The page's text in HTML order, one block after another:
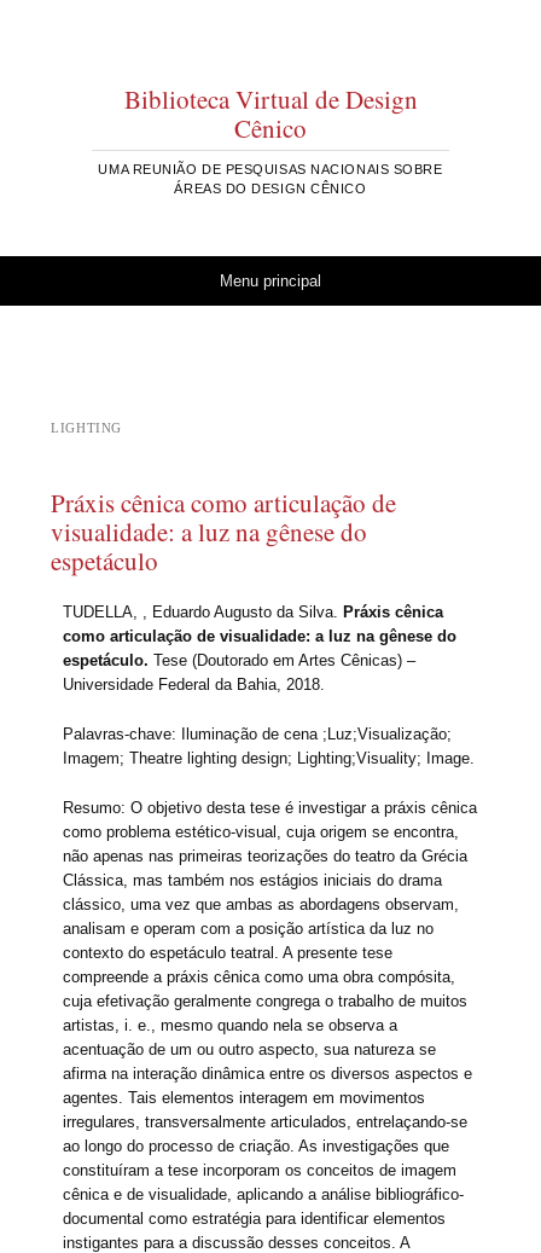
Biblioteca Virtual de Design
Cênico
UMA REUNIÃO DE PESQUISAS NACIONAIS SOBRE
ÁREAS DO DESIGN CÊNICO
Menu principal
LIGHTING
Práxis cênica como articulação de
visualidade: a luz na gênese do
espetáculo
TUDELLA, , Eduardo Augusto da Silva.
Práxis cênica
como articulação de visualidade: a luz na gênese do
espetáculo.Tese (Doutorado em Artes Cênicas) –
Universidade Federal da Bahia, 2018.
Palavras-chave: Iluminação de cena ;Luz;Visualização;
Imagem; Theatre lighting design; Lighting;Visuality; Image.
Resumo: O objetivo desta tese é investigar a práxis cênica
como problema estético-visual, cuja origem se encontra,
não apenas nas primeiras teorizações do teatro da Grécia
Clássica, mas também nos estágios iniciais do drama
clássico, uma vez que ambas as abordagens observam,
analisam e operam com a posição artística da luz no
contexto do espetáculo teatral. A presente tese
compreende a práxis cênica como uma obra compósita,
cuja efetivação geralmente congrega o trabalho de muitos
artistas, i. e., mesmo quando nela se observa a
acentuação de um ou outro aspecto, sua natureza se
afirma na interação dinâmica entre os diversos aspectos e
agentes. Tais elementos interagem em movimentos
irregulares, transversalmente articulados, entrelaçando-se
ao longo do processo de criação. As investigações que
constituíram a tese incorporam os conceitos de imagem
cênica e de visualidade, aplicando a análise bibliográfico-
documental como estratégia para identificar elementos
instigantes para a discussão desses conceitos. A